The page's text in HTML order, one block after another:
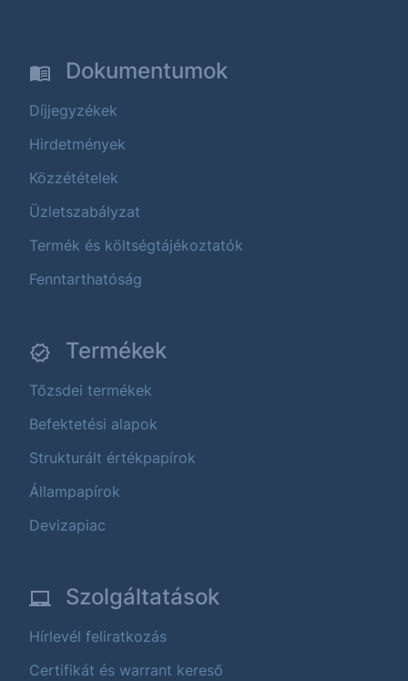
Dokumentumok
Díjjegyzékek
Hirdetmények
Közzétételek
Üzletszabályzat
Termék és költségtájékoztatók
Fenntarthatóság
Termékek
Tőzsdei termékek
Befektetési alapok
Strukturált értékpapírok
Állampapírok
Devizapiac
Szolgáltatások
Hírlevél feliratkozás
Certifikát és warrant kereső